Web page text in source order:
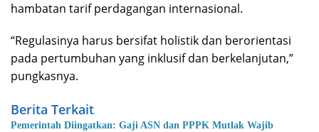
hambatan tarif perdagangan internasional.
“Regulasinya harus bersifat holistik dan berorientasi
pada pertumbuhan yang inklusif dan berkelanjutan,”
pungkasnya.
Berita Terkait
Pemerintah Diingatkan: Gaji ASN dan PPPK Mutlak Wajib